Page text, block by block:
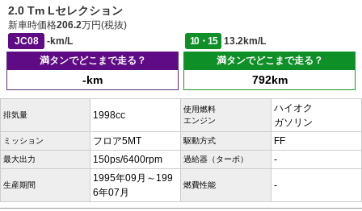
2.0 Tm Lセレクション
新車時価格206.2万円(税抜)
JC08
-km/L 10・15
13.2km/L
満タンでどこまで走る？
-km
満タンでどこまで走る？
792km
排気量 1998cc
使用燃料
エンジン
ハイオク
ガソリン
ミッション フロア5MT 駆動方式 FF
最大出力 150ps/6400rpm 過給器（ターボ） -
生産期間
1995年09月～199
6年07月
燃費性能 -